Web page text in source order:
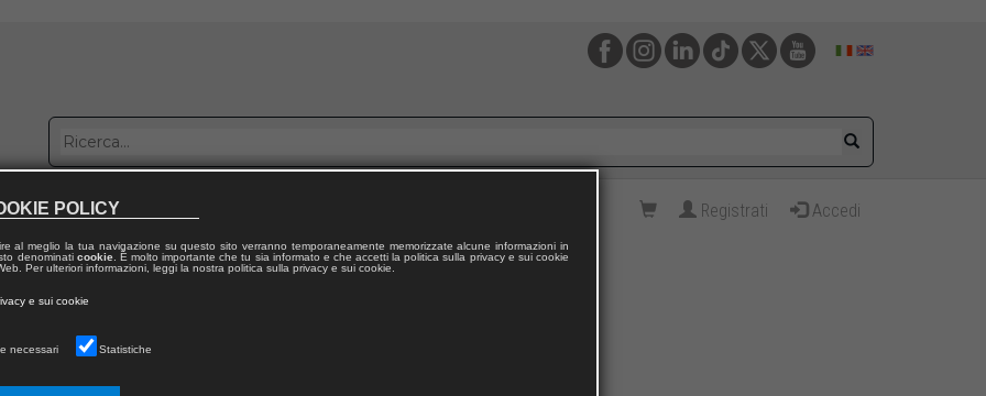
con noi Registrati Accedi
POLICY
al meglio la tua navigazione su questo sito verranno temporaneamente memorizzate alcune informazioni in
denominati cookie. È molto importante che tu sia informato e che accetti la politica sulla privacy e sui cookie
Per ulteriori informazioni, leggi la nostra politica sulla privacy e sui cookie.
e sui cookie
necessari Statistiche